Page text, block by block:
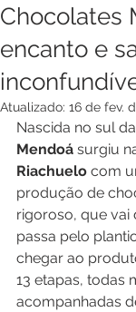
Chocolates
encanto e
Atualizado: 16 de fev.
Nascida no sul
Mendoá surgiu
Riachuelo com
produção de
rigoroso, que vai
passa pelo
chegar ao
13 etapas, todas
acompanhadas